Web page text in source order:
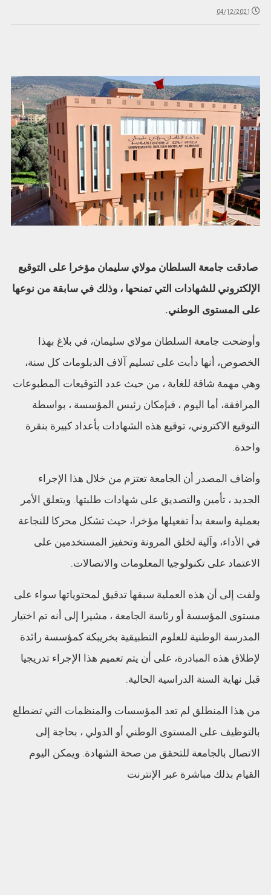
04/12/2021
صادقت جامعة السلطان مولاي سليمان مؤخرا على التوقيع
الإلكتروني للشهادات التي تمنحها ، وذلك في سابقة من نوعها
على المستوى الوطني.
وأوضحت جامعة السلطان مولاي سليمان، في بلاغ بهذا
الخصوص، أنها دأبت على تسليم آلاف الدبلومات كل سنة،
وهي مهمة شاقة للغاية ، من حيث عدد التوقيعات المطبوعات
المرافقة، أما اليوم ، فبإمكان رئيس المؤسسة ، بواسطة
التوقيع الاكتروني، توقيع هذه الشهادات بأعداد كبيرة بنقرة
واحدة.
وأضاف المصدر أن الجامعة تعتزم من خلال هذا الإجراء
الجديد ، تأمين والتصديق على شهادات طلبتها. ويتعلق الأمر
بعملية واسعة بدأ تفعيلها مؤخرا، حيث تشكل محركا للنجاعة
في الأداء، وآلية لخلق المرونة وتحفيز المستخدمين على
الاعتماد على تكنولوجيا المعلومات والاتصالات.
ولفت إلى أن هذه العملية سبقها تدقيق لمحتوياتها سواء على
مستوى المؤسسة أو رئاسة الجامعة ، مشيرا إلى أنه تم اختيار
المدرسة الوطنية للعلوم التطبيقية بخريبكة كمؤسسة رائدة
لإطلاق هذه المبادرة، على أن يتم تعميم هذا الإجراء تدريجيا
قبل نهاية السنة الدراسية الحالية.
من هذا المنطلق لم تعد المؤسسات والمنظمات التي تضطلع
بالتوظيف على المستوى الوطني أو الدولي ، بحاجة إلى
الاتصال بالجامعة للتحقق من صحة الشهادة. ويمكن اليوم
القيام بذلك مباشرة عبر الإنترنت